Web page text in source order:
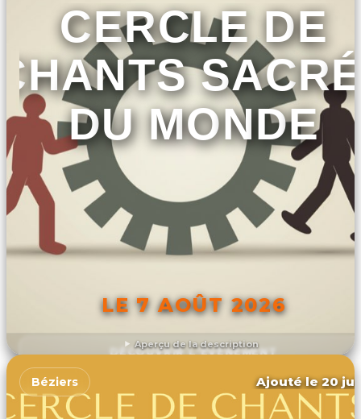
Aperçu de la description
CERCLE DE
DU MONDE
LE 7 AOÛT 2026
DÉCOUVRIR L'ÉVÉNEMENT
Béziers Ajouté le 20